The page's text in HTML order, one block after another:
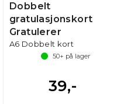
Dobbelt
gratulasjonskort
Gratulerer
A6 Dobbelt kort
50+ på lager
39,-